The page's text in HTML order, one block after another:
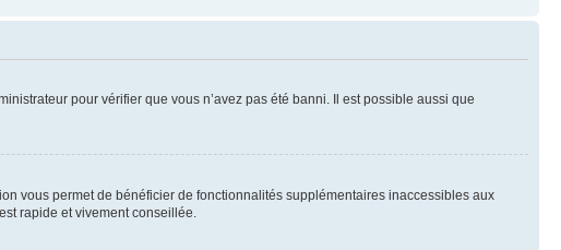
pour vérifier que vous n’avez pas été banni. Il est possible aussi que
vous permet de bénéficier de fonctionnalités supplémentaires inaccessibles aux
rapide et vivement conseillée.